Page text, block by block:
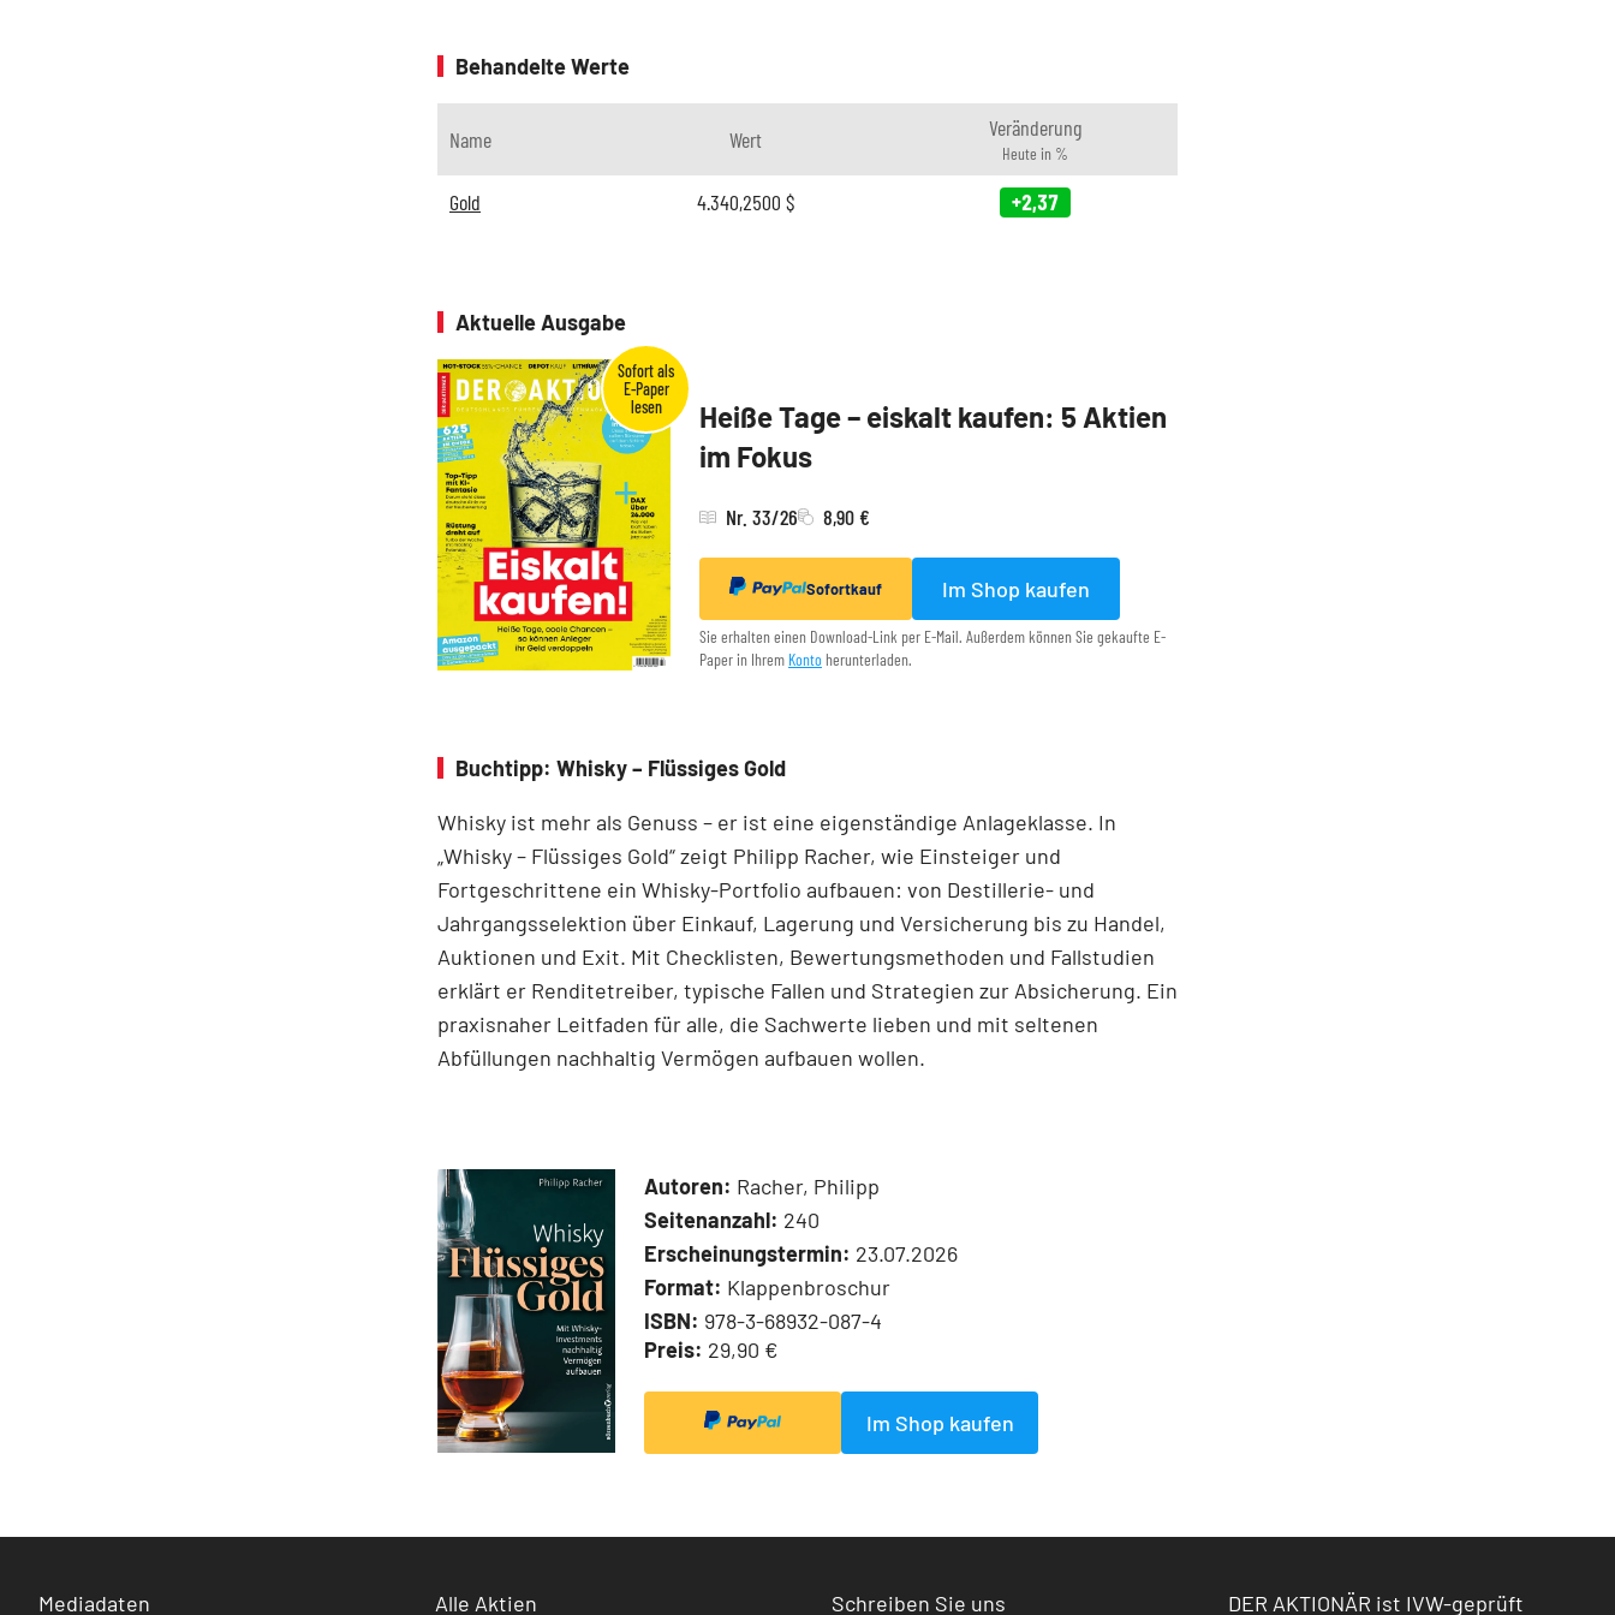
Behandelte Werte
Name Wert Veränderung
Heute in %
Gold 4.340,2500 $ +2,37
Aktuelle Ausgabe
Heiße Tage – eiskalt kaufen: 5 Aktien
im Fokus
Nr. 33/26 8,90 €
Sofortkauf Im Shop kaufen
Sie erhalten einen Download-Link per E-Mail. Außerdem können Sie gekaufte E-
Paper in Ihrem Konto herunterladen.
Buchtipp: Whisky – Flüssiges Gold
Whisky ist mehr als Genuss – er ist eine eigenständige Anlageklasse. In
„Whisky – Flüssiges Gold“ zeigt Philipp Racher, wie Einsteiger und
Fortgeschrittene ein Whisky-Portfolio aufbauen: von Destillerie- und
Jahrgangsselektion über Einkauf, Lagerung und Versicherung bis zu Handel,
Auktionen und Exit. Mit Checklisten, Bewertungsmethoden und Fallstudien
erklärt er Renditetreiber, typische Fallen und Strategien zur Absicherung. Ein
praxisnaher Leitfaden für alle, die Sachwerte lieben und mit seltenen
Abfüllungen nachhaltig Vermögen aufbauen wollen.
Autoren: Racher, Philipp
Seitenanzahl: 240
Erscheinungstermin: 23.07.2026
Format: Klappenbroschur
ISBN: 978-3-68932-087-4
Preis: 29,90 €
Im Shop kaufen
Mediadaten Alle Aktien Schreiben Sie uns DER AKTIONÄR ist IVW-geprüft